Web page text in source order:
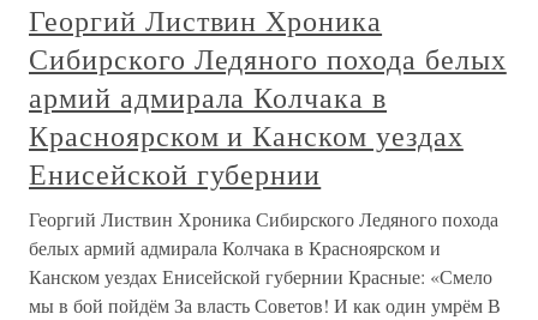
Георгий Листвин Хроника
Сибирского Ледяного похода белых
армий адмирала Колчака в
Красноярском и Канском уездах
Енисейской губернии
Георгий Листвин Хроника Сибирского Ледяного похода
белых армий адмирала Колчака в Красноярском и
Канском уездах Енисейской губернии Красные: «Смело
мы в бой пойдём За власть Советов! И как один умрём В